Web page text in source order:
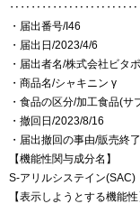
・届出番号/I46
・届出日/2023/4/6
・届出者名/株式会社ビタ
・商品名/シャキニン γ
・食品の区分/加工食品(サ
・撤回日/2023/8/16
・届出撤回の事由/販売終
【機能性関与成分名】
S-アリルシステイン(SAC)
【表示しようとする機能性